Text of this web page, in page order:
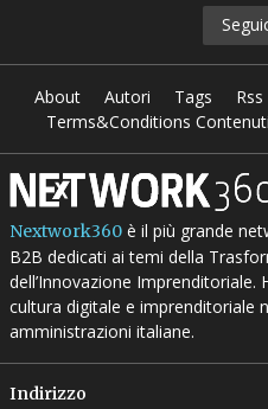
About Autori Tags
Terms&Conditions
Nextwork360è il più grande
B2B dedicati ai temi della
dell’Innovazione Imprenditoriale.
cultura digitale e imprenditoriale
amministrazioni italiane.
Indirizzo